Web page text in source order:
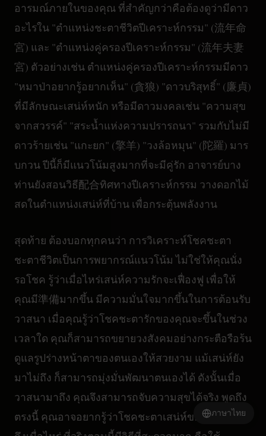
อารมณ์ภายในของคุณ ที่สำคัญกว่าคือต้องดูว่ามีดาว
อะไรใน "ตำแหน่งชะตาชีวิตปีเคราะห์กรรม" (流年命
宮) และ "ตำแหน่งคู่ครองปีเคราะห์กรรม" (流年夫妻
宮) ตัวอย่างเช่น ตำแหน่งคู่ครองปีเคราะห์กรรมมีดาว
"หมาป่าอยากรู้อยากเห็น" (貪狼) "ดาวบริสุทธิ์" (廉貞)
ที่มีลักษณะเสน่ห์หนัก หรือมีดาวมงคลเช่น "ความสุข
จากสวรรค์" "สระน้ำแห่งความปรารถนา" รวมกับไม่มี
ดาวร้ายเช่น "แกะยก" (擎羊) "วงล้อหมุน" (陀羅) มาร
บกวน ปีนี้ก็มีแนวโน้มสูงมากที่จะมีคู่รัก อาจารย์บาง
ท่านยังสอนวิธี配合ทิศทางปีเคราะห์กรรม วางดอกไม้
สดในตำแหน่งเสน่ห์ที่บ้าน เพื่อกระตุ้นพลังงาน
สุดท้าย ต้องบอกทุกคนว่า การวิเคราะห์โชคชะตา
ชะตาชีวิตเป็นการพยากรณ์แนวโน้ม ไม่ใช่ให้คุณนั่ง
รอโชค รู้ว่าเมื่อไหร่เสน่ห์ความรักจะเฟื่องฟู เพื่อให้
คุณมี準備มากขึ้น มีความมั่นใจมากขึ้นในการต้อนรับ
วาสนา เมื่อคุณรู้ว่าโชคชะตารักของคุณจะขึ้นในช่วง
เวลาใด คุณก็สามารถขยายวงสังคมอย่างกระตือรือร้น
ดูแลรูปร่างหน้าตาของตนเองให้สวยงาม แม้เสน่ห์ยัง
มาไม่ถึง ก็สามารถมุ่งมั่นพัฒนาตนเองได้ ดังนั้นเมื่อ
วาสนามาถึง คุณจึงสามารถจับความสุขได้จริง พูดถึง
ตรงนี้ คุณอาจอยากรู้ว่าโชคชะตาเสน่ห์ของคุณจะมา
ภาษาไทย